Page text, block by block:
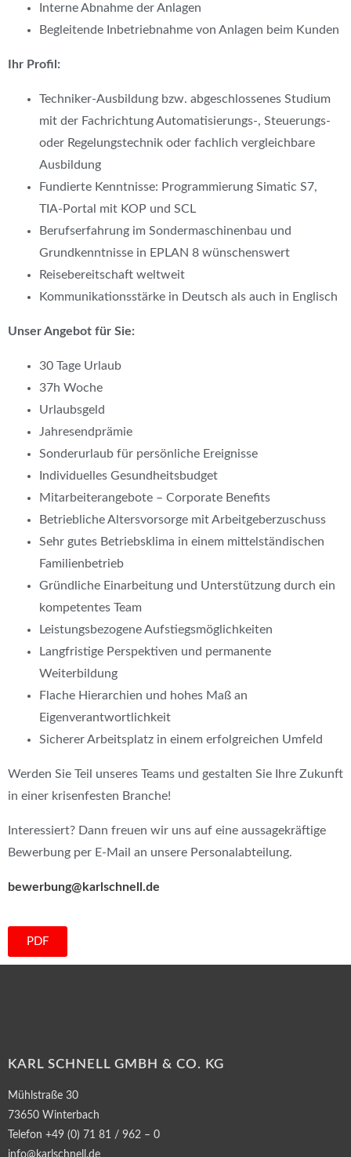
Interne Abnahme der Anlagen
Begleitende Inbetriebnahme von Anlagen beim Kunden
Ihr Profil:
Techniker-Ausbildung bzw. abgeschlossenes Studium
mit der Fachrichtung Automatisierungs-, Steuerungs-
oder Regelungstechnik oder fachlich vergleichbare
Ausbildung
Fundierte Kenntnisse: Programmierung Simatic S7,
TIA-Portal mit KOP und SCL
Berufserfahrung im Sondermaschinenbau und
Grundkenntnisse in EPLAN 8 wünschenswert
Reisebereitschaft weltweit
Kommunikationsstärke in Deutsch als auch in Englisch
Unser Angebot für Sie:
30 Tage Urlaub
37h Woche
Urlaubsgeld
Jahresendprämie
Sonderurlaub für persönliche Ereignisse
Individuelles Gesundheitsbudget
Mitarbeiterangebote – Corporate Benefits
Betriebliche Altersvorsorge mit Arbeitgeberzuschuss
Sehr gutes Betriebsklima in einem mittelständischen
Familienbetrieb
Gründliche Einarbeitung und Unterstützung durch ein
kompetentes Team
Leistungsbezogene Aufstiegsmöglichkeiten
Langfristige Perspektiven und permanente
Weiterbildung
Flache Hierarchien und hohes Maß an
Eigenverantwortlichkeit
Sicherer Arbeitsplatz in einem erfolgreichen Umfeld
Werden Sie Teil unseres Teams und gestalten Sie Ihre Zukunft
in einer krisenfesten Branche!
Interessiert? Dann freuen wir uns auf eine aussagekräftige
Bewerbung per E-Mail an unsere Personalabteilung.
bewerbung@karlschnell.de
PDF
KARL SCHNELL GMBH & CO. KG
Mühlstraße 30
73650 Winterbach
Telefon +49 (0) 71 81 / 962 – 0
info@karlschnell.de